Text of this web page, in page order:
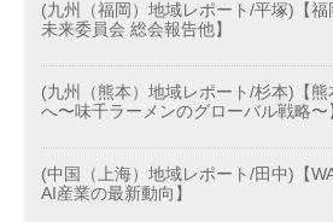
(九州（福岡）地域レポート/平塚)【
未来委員会 総会報告他】
(九州（熊本）地域レポート/杉本)【熊
へ〜味千ラーメンのグローバル戦略〜
(中国（上海）地域レポート/田中)【
AI産業の最新動向】